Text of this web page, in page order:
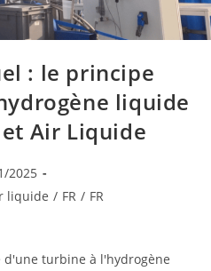
: le principe
liquide
Air Liquide
2025
liquide / FR / FR
d'une turbine à l'hydrogène